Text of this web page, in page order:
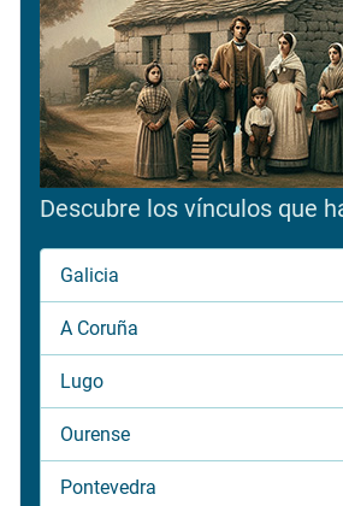
Descubre los vínculos que
Galicia
A Coruña
Lugo
Ourense
Pontevedra